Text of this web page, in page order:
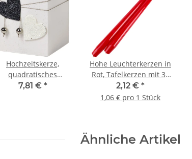
Hochzeitskerze,
quadratisches
Windlicht aus Wachs,
7,81 € *
Hohe Leuchterkerzen in
Rot, Tafelkerzen mit 30
cm Länge, Spitzkerzen
2,12 € *
1,06 € pro 1 Stück
Ähnliche Artikel